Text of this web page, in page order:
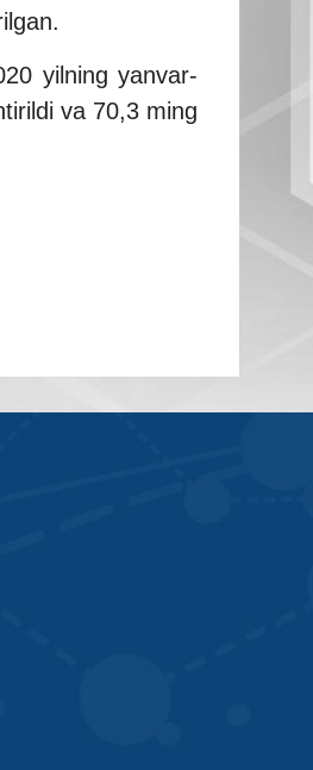
yilning yanvar-
va 70,3 ming